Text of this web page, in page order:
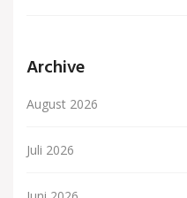
Archive
August 2026
Juli 2026